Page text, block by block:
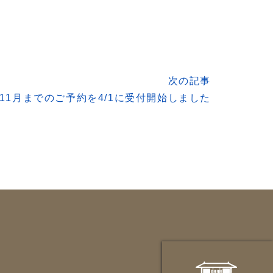
次の記事
月までのご予約を4/1に受付開始しました